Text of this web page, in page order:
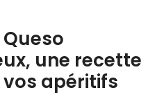
une recette
apéritifs